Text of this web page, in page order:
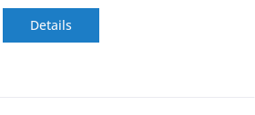
Details